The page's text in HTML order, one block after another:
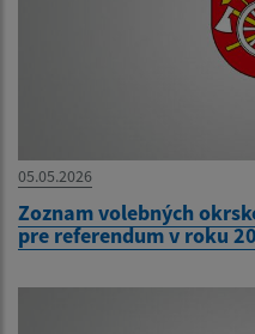
05.05.2026
Zoznam volebných
pre referendum v roku